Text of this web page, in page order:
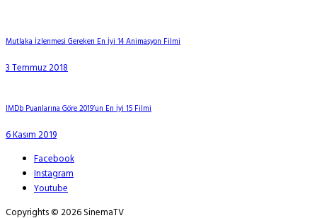
Mutlaka İzlenmesi Gereken En İyi 14 Animasyon Filmi
3 Temmuz 2018
IMDb Puanlarına Göre 2019’un En İyi 15 Filmi
6 Kasım 2019
Facebook
Instagram
Youtube
Copyrights © 2026 SinemaTV